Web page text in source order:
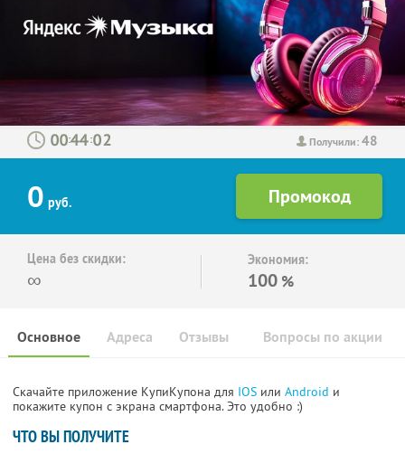
Получили:48
: :
0 руб.
Цена без скидки:
∞
Экономия:
100 %
Основное Отзывы Вопросы по акции
Адреса
Скачайте приложение КупиКупона для IOS или Android и
покажите купон с экрана смартфона. Это удобно :)
ЧТО ВЫ ПОЛУЧИТЕ